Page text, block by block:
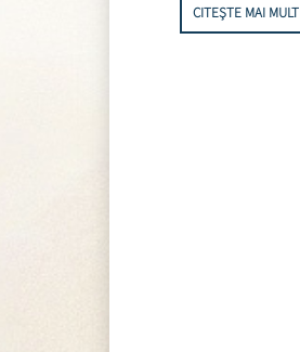
CITEȘTE MAI MULT